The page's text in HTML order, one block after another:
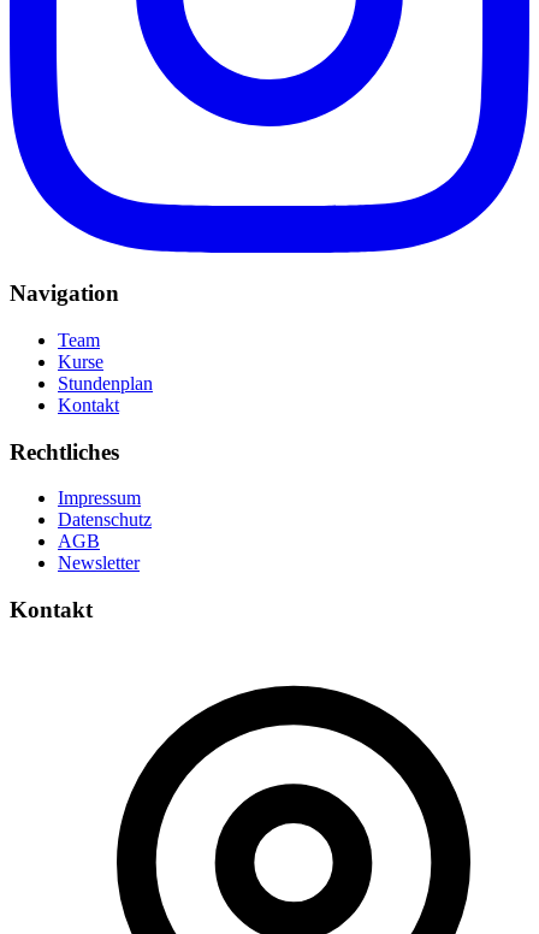
Navigation
Team
Kurse
Stundenplan
Kontakt
Rechtliches
Impressum
Datenschutz
AGB
Newsletter
Kontakt